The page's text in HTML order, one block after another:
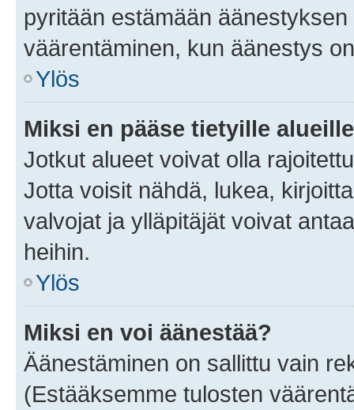
pyritään estämään
väärentäminen, kun äänestys
Ylös
Miksi en pääse tietyille
Jotkut alueet voivat olla
Jotta voisit nähdä, lukea,
valvojat ja ylläpitäjät voivat
heihin.
Ylös
Miksi en voi äänestää?
Äänestäminen on sallittu vain
(Estääksemme tulosten